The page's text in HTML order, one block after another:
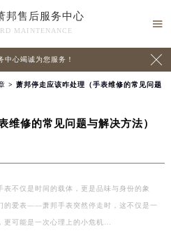
邦售后服务中心
MAINTENANCE

中心竭诚为您服务！ 
> 萧邦停走应该咋处理（手表维修的常见问题
维修的常见问题与解决方法）
表不仅是时间的载体，更是品味与身份的象
的爱表——萧邦手表突然停走时，这不仅是一
更可能是一次心理上的小危机…